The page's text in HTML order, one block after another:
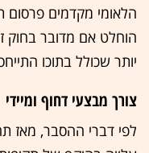
הלאומי מקדמים פרסום
הוחלט אם מדובר בחוק
יותר שכולל בתוכו
צורך מבצעי דחוף ומיידי
לפי דברי ההסבר, מאז